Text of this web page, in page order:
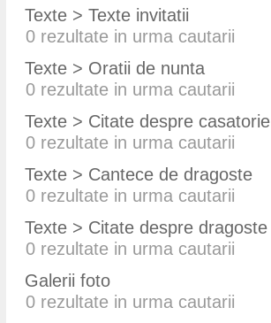
Texte > Texte invitatii
0 rezultate in urma cautarii
Texte > Oratii de nunta
0 rezultate in urma cautarii
Texte > Citate despre casatorie
0 rezultate in urma cautarii
Texte > Cantece de dragoste
0 rezultate in urma cautarii
Texte > Citate despre dragoste
0 rezultate in urma cautarii
Galerii foto
0 rezultate in urma cautarii